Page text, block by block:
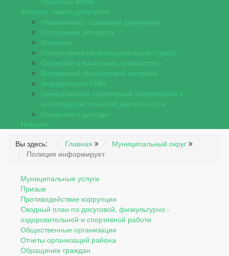
Аппарат совета депутатов
Нормативно - правовые документы
Сотрудники аппарата
Контакты
Поступление на муниципальную службу
Сведения о вакантных должностях
Внутренний финансовый контроль
Аккредитация СМИ
Профилактика проявлений экстремизма и
антитеррористической деятельности
Сведения о доходах
Новости
Вы здесь:
Главная
Муниципальный округ
Полиция информирует
Муниципальные услуги
Призыв
Противодействие коррупции
Сводный план по досуговой, физкультурно -
оздоровительной и спортивной работе
Общественные организации
Отчеты организаций района
Обращение граждан